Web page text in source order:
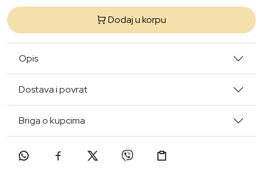
Dodaj u korpu
Opis
Dostava i povrat
Briga o kupcima